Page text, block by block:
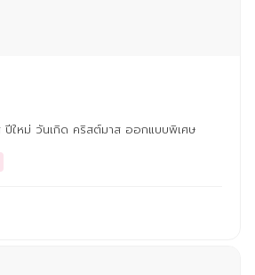
ใหม่ วันเกิด คริสต์มาส ออกแบบพิเศษ